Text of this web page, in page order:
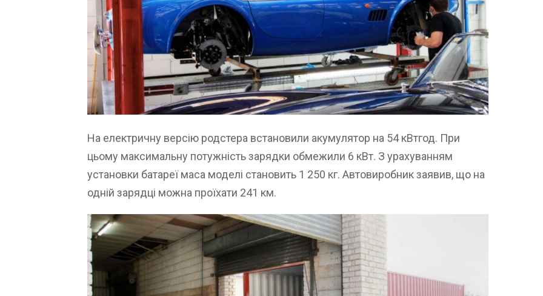
На електричну версію родстера встановили акумулятор на 54 кВтгод. При
цьому максимальну потужність зарядки обмежили 6 кВт. З урахуванням
установки батареї маса моделі становить 1 250 кг. Автовиробник заявив, що на
одній зарядці можна проїхати 241 км.